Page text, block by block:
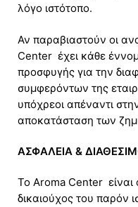
λόγο ιστότοπο.
Αν παραβιαστούν οι
Center έχει κάθε
προσφυγής για την
συμφερόντων της
υπόχρεοι απέναντι
αποκατάσταση των
ΑΣΦΑΛΕΙΑ &
Το Aroma Center είναι
δικαιούχος του παρόν